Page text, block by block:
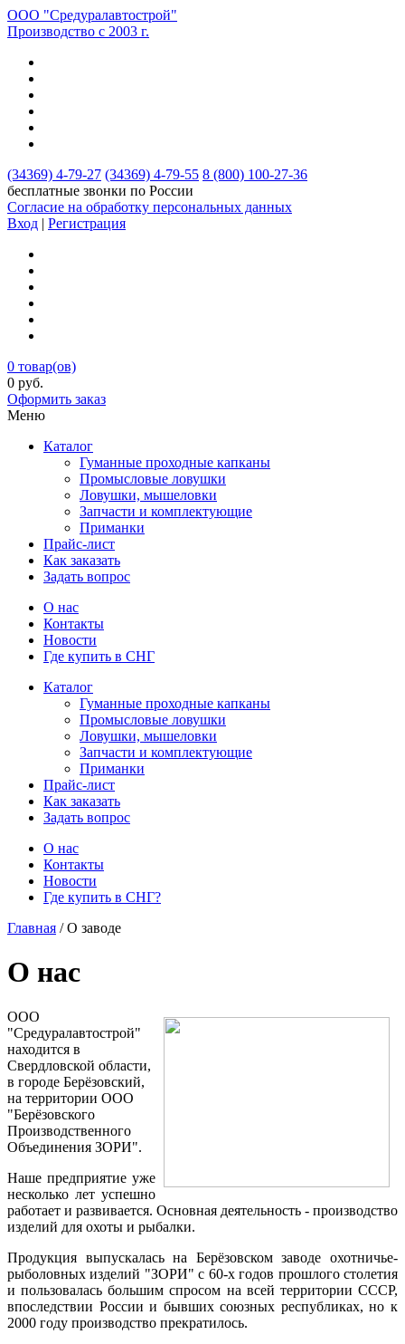
ООО "Средуралавтострой"
Производство с 2003 г.
(34369) 4-79-27 (34369) 4-79-55 8 (800) 100-27-36
бесплатные звонки по России
Согласие на обработку персональных данных
Вход | Регистрация
0 товар(ов)
0 руб.
Оформить заказ
Меню
Каталог
Гуманные проходные капканы
Промысловые ловушки
Ловушки, мышеловки
Запчасти и комплектующие
Приманки
Прайс-лист
Как заказать
Задать вопрос
О нас
Контакты
Новости
Где купить в СНГ
Каталог
Гуманные проходные капканы
Промысловые ловушки
Ловушки, мышеловки
Запчасти и комплектующие
Приманки
Прайс-лист
Как заказать
Задать вопрос
О нас
Контакты
Новости
Где купить в СНГ?
Главная / О заводе
О нас
ООО
"Средуралавтострой"
находится в
Свердловской области,
в городе Берёзовский,
на территории ООО
"Берёзовского
Производственного
Объединения ЗОРИ".
Наше предприятие уже
несколько лет успешно
работает и развивается. Основная деятельность - производство
изделий для охоты и рыбалки.
Продукция выпускалась на Берёзовском заводе охотничье-
рыболовных изделий "ЗОРИ" с 60-х годов прошлого столетия
и пользовалась большим спросом на всей территории СССР,
впоследствии России и бывших союзных республиках, но к
2000 году производство прекратилось.